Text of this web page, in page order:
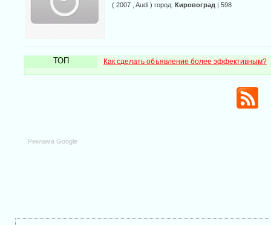
( 2007 , Audi ) город: Кировоград | 598
ТОП Как сделать объявление более эффективным?
Реклама Google